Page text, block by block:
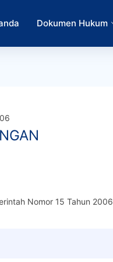
Dokumen Hukum
Nomor 15 Tahun